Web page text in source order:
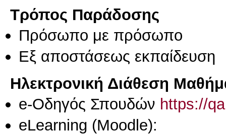
Τρόπος Παράδοσης
Πρόσωπο με πρόσωπο
Eξ απoστάσεως εκπαίδευση
Ηλεκτρονική Διάθεση
e-Οδηγός Σπουδών https://
eLearning (Moodle):